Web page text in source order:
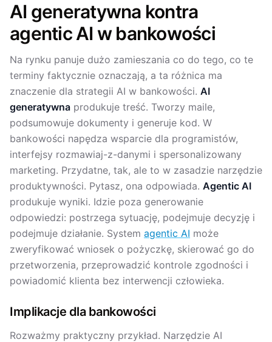
AI generatywna kontra
agentic AI w bankowości
Na rynku panuje dużo zamieszania co do tego, co te
terminy faktycznie oznaczają, a ta różnica ma
znaczenie dla strategii AI w bankowości. AI
generatywna produkuje treść. Tworzy maile,
podsumowuje dokumenty i generuje kod. W
bankowości napędza wsparcie dla programistów,
interfejsy rozmawiaj-z-danymi i spersonalizowany
marketing. Przydatne, tak, ale to w zasadzie narzędzie
produktywności. Pytasz, ona odpowiada. Agentic AI
produkuje wyniki. Idzie poza generowanie
odpowiedzi: postrzega sytuację, podejmuje decyzję i
podejmuje działanie. System agentic AI może
zweryfikować wniosek o pożyczkę, skierować go do
przetworzenia, przeprowadzić kontrole zgodności i
powiadomić klienta bez interwencji człowieka.
Implikacje dla bankowości
Rozważmy praktyczny przykład. Narzędzie AI